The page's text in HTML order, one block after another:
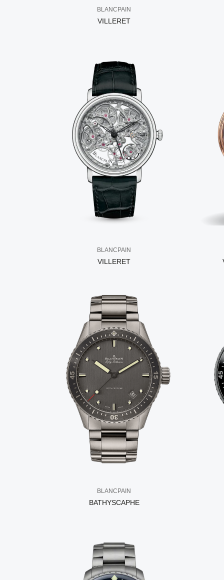
BLANCPAIN
VILLERET
BLANCPAIN
VILLERET
BLANCPAIN
BATHYSCAPHE